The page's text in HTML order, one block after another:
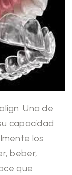
Una de
capacidad
los
beber,
que